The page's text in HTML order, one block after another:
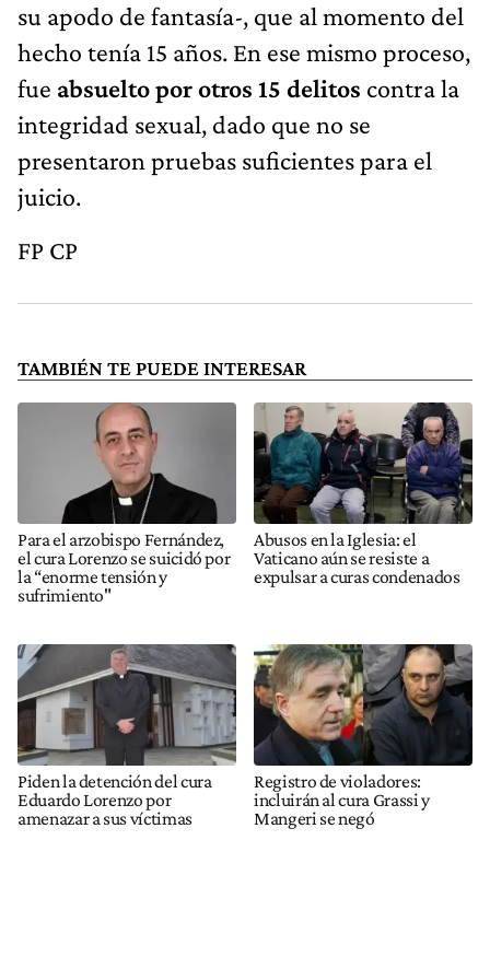
su apodo de fantasía-, que al momento del
hecho tenía 15 años. En ese mismo proceso,
fue absuelto por otros 15 delitos contra la
integridad sexual, dado que no se
presentaron pruebas suficientes para el
juicio.
FP CP
TAMBIÉN TE PUEDE INTERESAR
Para el arzobispo Fernández,
el cura Lorenzo se suicidó por
la “enorme tensión y
sufrimiento"
Abusos en la Iglesia: el
Vaticano aún se resiste a
expulsar a curas condenados
Piden la detención del cura
Eduardo Lorenzo por
amenazar a sus víctimas
Registro de violadores:
incluirán al cura Grassi y
Mangeri se negó